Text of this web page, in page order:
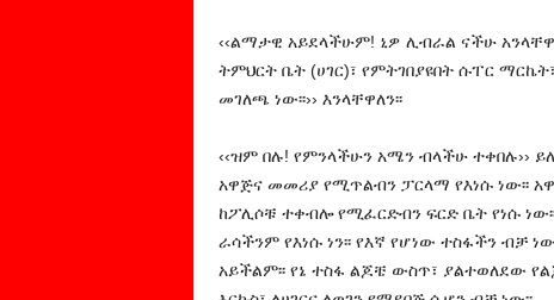
‹‹ልማታዊ አይደላችሁም! ኒዎ ሊብራል ናችሁ
ትምህርት ቤት (ሀገር)፣ የምትገበያዩበት ሱፐር
መገለጫ ነው፡፡›› እንላቸዋለን፡፡
‹‹ዝም በሉ! የምንላችሁን አሜን ብላችሁ ተቀበሉ››
አዋጅና መመሪያ የሚጥልብን ፓርላማ የእነሱ ነው፡፡
ከፖሊሶቹ ተቀብሎ የሚፈርድብን ፍርድ ቤት የነሱ
ራሳችንም የእነሱ ነን፡፡ የእኛ የሆነው ተስፋችን ብቻ
አይችልም፡፡ የኔ ተስፋ ልጆቼ ውስጥ፣ ያልተወለደው